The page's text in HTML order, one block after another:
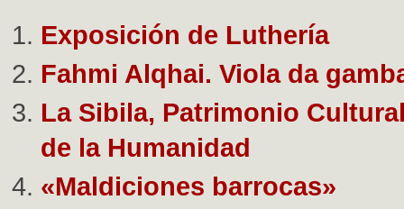
Exposición de Luthería
Fahmi Alqhai. Viola da
La Sibila, Patrimonio
de la Humanidad
«Maldiciones barrocas»